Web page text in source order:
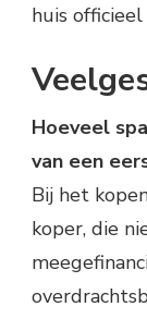
huis officieel
Hoeveel
van een
Bij het
koper, die